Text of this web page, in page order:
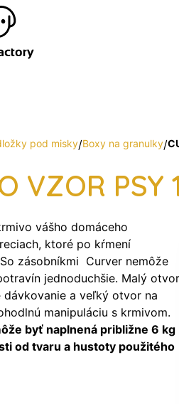
pod misky/Boxy na granulky/
VZOR PSY
vášho domáceho
ktoré po kŕmení
zásobníkmi Curver nemôže
jednoduchšie. Malý otvor
a veľký otvor na
manipuláciu s krmivom.
byť naplnená približne 6 kg
od tvaru a hustoty použitého